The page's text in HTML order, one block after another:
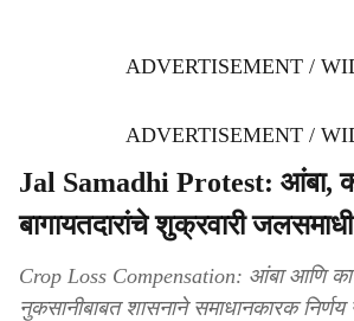
ADVERTISEMENT /
ADVERTISEMENT /
Jal Samadhi Protest: आंबा,
बागायतदारांचे शुक्रवारी
Crop Loss Compensation: आंबा आणि
नुकसानीबाबत शासनाने समाधानकारक